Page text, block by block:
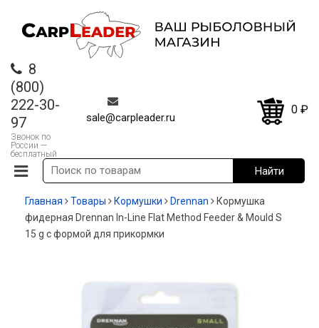
8
(800)
222-30-
97
Звонок по
России —
бесплатный
sale@carpleader.ru
0 ₽
Главная Товары Кормушки Drennan
Кормушка
фидерная Drennan In-Line Flat Method Feeder & Mould S
15 g с формой для прикормки